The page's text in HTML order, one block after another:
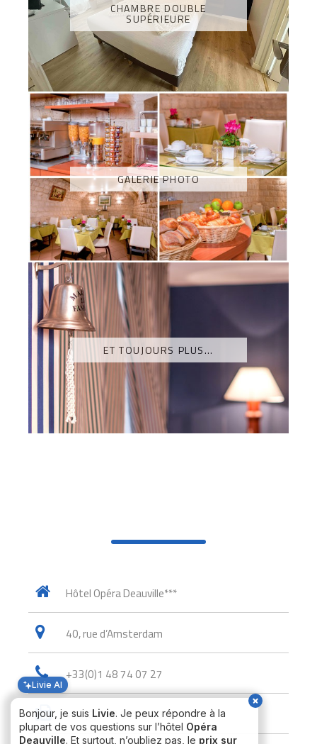
CHAMBRE DOUBLE
SUPÉRIEURE
GALERIE PHOTO
ET TOUJOURS PLUS…
Hôtel Opéra Deauville***
40, rue d’Amsterdam
+33(0)1 48 74 07 27
+33(0)1 42 81 08 00
Bonjour, je suisLivie. Je peux répondre à la
plupart de vos questions sur l’hôtelOpéra
Deauville. Et surtout, n’oubliez pas, leprix sur
notre site officielesttoujours le moins cher
Livie AI